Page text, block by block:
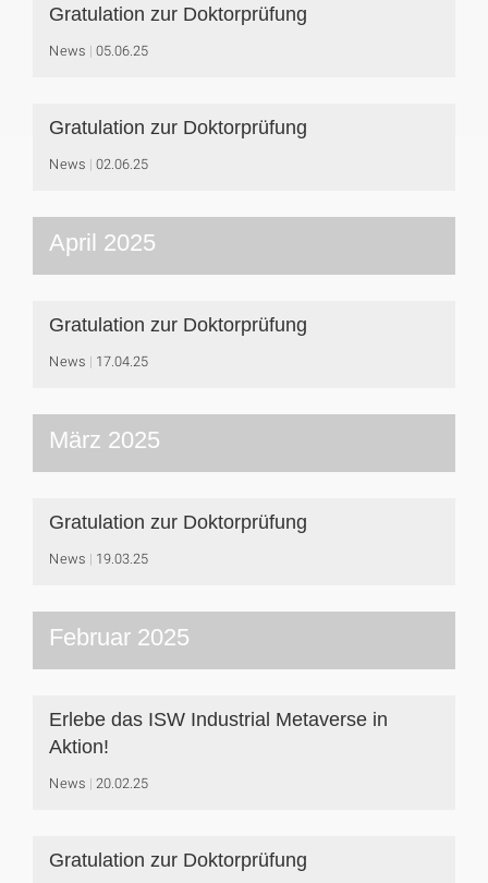
Gratulation zur Doktorprüfung
News 05.06.25
Gratulation zur Doktorprüfung
News 02.06.25
April 2025
Gratulation zur Doktorprüfung
News 17.04.25
März 2025
Gratulation zur Doktorprüfung
News 19.03.25
Februar 2025
Erlebe das ISW Industrial Metaverse in
Aktion!
News 20.02.25
Gratulation zur Doktorprüfung